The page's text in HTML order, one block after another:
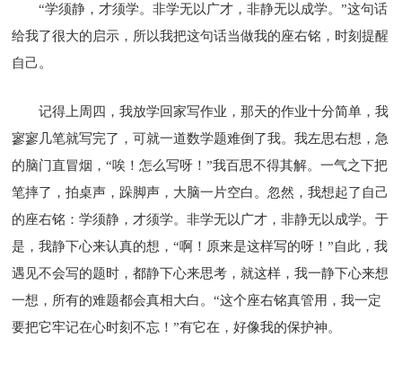
“学须静，才须学。非学无以广才，非静无以成学。”这句话
给我了很大的启示，所以我把这句话当做我的座右铭，时刻提醒
自己。
记得上周四，我放学回家写作业，那天的作业十分简单，我
寥寥几笔就写完了，可就一道数学题难倒了我。我左思右想，急
的脑门直冒烟，“唉！怎么写呀！”我百思不得其解。一气之下把
笔摔了，拍桌声，跺脚声，大脑一片空白。忽然，我想起了自己
的座右铭：学须静，才须学。非学无以广才，非静无以成学。于
是，我静下心来认真的想，“啊！原来是这样写的呀！”自此，我
遇见不会写的题时，都静下心来思考，就这样，我一静下心来想
一想，所有的难题都会真相大白。“这个座右铭真管用，我一定
要把它牢记在心时刻不忘！”有它在，好像我的保护神。